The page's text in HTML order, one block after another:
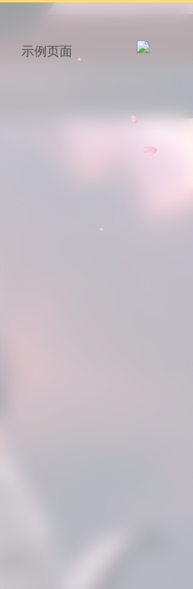
示例页面